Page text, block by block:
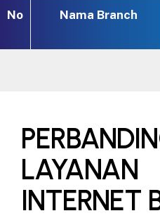
No Nama Branch
LAYANAN
INTERNET